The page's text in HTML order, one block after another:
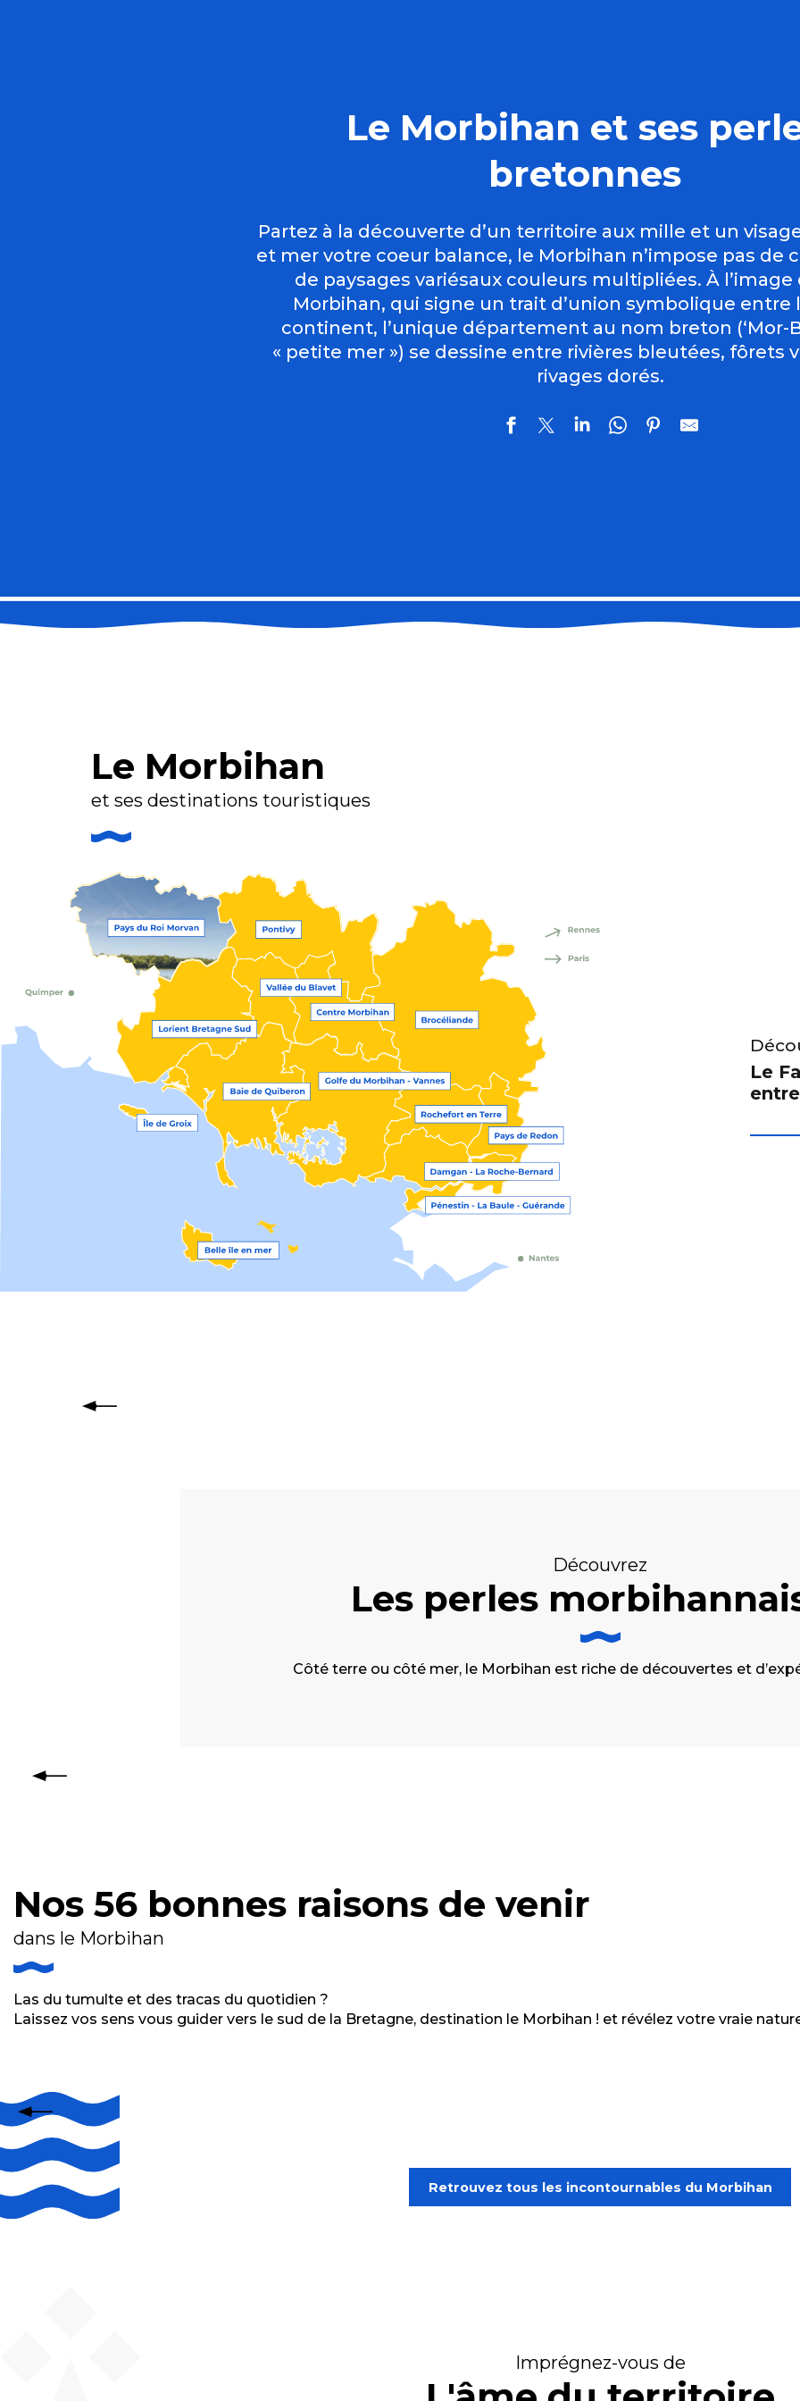
Le Morbihan et ses
bretonnes
Partez à la découverte d’un territoire aux mille et un
et mer votre coeur balance, le Morbihan n’impose pas de
de paysages variésaux couleurs multipliées. À l’image
Morbihan, qui signe un trait d’union symbolique entre
continent, l’unique département au nom breton (‘Mor-
« petite mer ») se dessine entre rivières bleutées, fôrets
rivages dorés.
Le Morbihan
et ses destinations touristiques
Le
Découvrez
Les perles
Côté terre ou côté mer, le Morbihan est riche de découvertes et
Nos 56 bonnes raisons de venir
dans le Morbihan
Las du tumulte et des tracas du quotidien ?
Laissez vos sens vous guider vers le sud de la Bretagne, destination le Morbihan ! et révélez votre vraie
Retrouvez tous les incontournables du Morbihan
Imprégnez-vous de